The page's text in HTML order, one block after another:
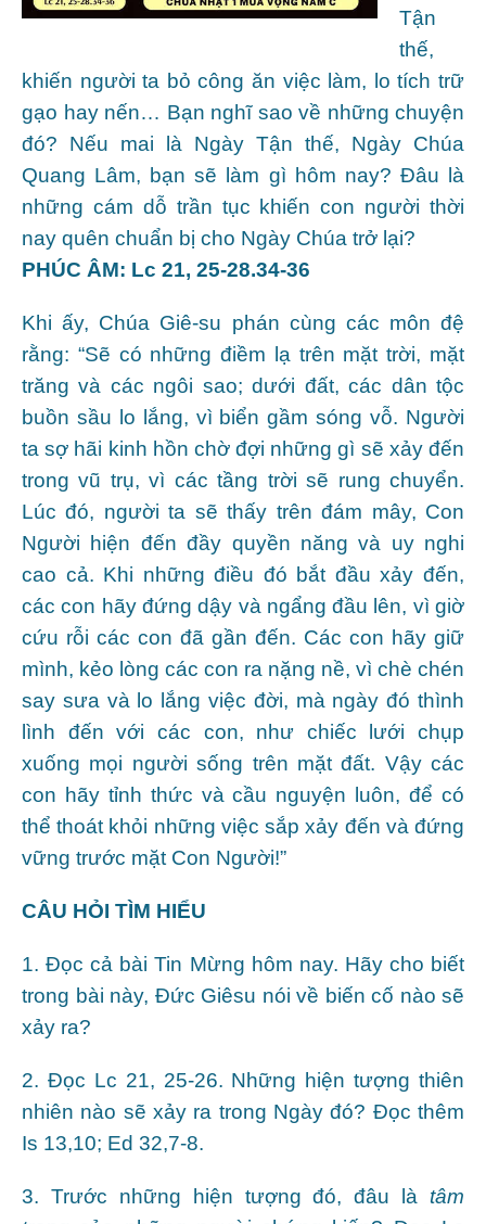
Tận
thế,
khiến người ta bỏ công ăn việc làm, lo tích trữ
gạo hay nến… Bạn nghĩ sao về những chuyện
đó? Nếu mai là Ngày Tận thế, Ngày Chúa
Quang Lâm, bạn sẽ làm gì hôm nay? Đâu là
những cám dỗ trần tục khiến con người thời
nay quên chuẩn bị cho Ngày Chúa trở lại?
PHÚC ÂM: Lc 21, 25-28.34-36
Khi ấy, Chúa Giê-su phán cùng các môn đệ
rằng: “Sẽ có những điềm lạ trên mặt trời, mặt
trăng và các ngôi sao; dưới đất, các dân tộc
buồn sầu lo lắng, vì biển gầm sóng vỗ. Người
ta sợ hãi kinh hồn chờ đợi những gì sẽ xảy đến
trong vũ trụ, vì các tầng trời sẽ rung chuyển.
Lúc đó, người ta sẽ thấy trên đám mây, Con
Người hiện đến đầy quyền năng và uy nghi
cao cả. Khi những điều đó bắt đầu xảy đến,
các con hãy đứng dậy và ngẩng đầu lên, vì giờ
cứu rỗi các con đã gần đến. Các con hãy giữ
mình, kẻo lòng các con ra nặng nề, vì chè chén
say sưa và lo lắng việc đời, mà ngày đó thình
lình đến với các con, như chiếc lưới chụp
xuống mọi người sống trên mặt đất. Vậy các
con hãy tỉnh thức và cầu nguyện luôn, để có
thể thoát khỏi những việc sắp xảy đến và đứng
vững trước mặt Con Người!”
CÂU HỎI TÌM HIỂU
1. Đọc cả bài Tin Mừng hôm nay. Hãy cho biết
trong bài này, Đức Giêsu nói về biến cố nào sẽ
xảy ra?
2. Đọc Lc 21, 25-26. Những hiện tượng thiên
nhiên nào sẽ xảy ra trong Ngày đó? Đọc thêm
Is 13,10; Ed 32,7-8.
3. Trước những hiện tượng đó, đâu là tâm